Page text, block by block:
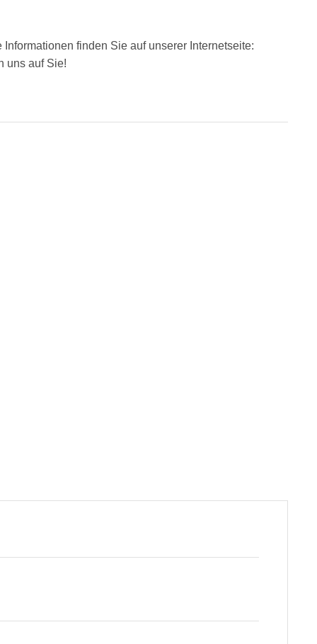
finden Sie auf unserer Internetseite:
uns auf Sie!